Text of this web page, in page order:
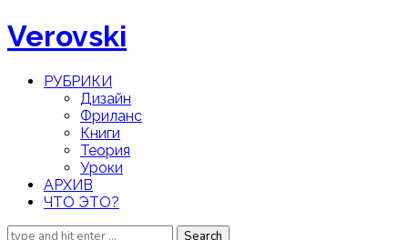
Verovski
РУБРИКИ
Дизайн
Фриланс
Книги
Теория
Уроки
АРХИВ
ЧТО ЭТО?
Search